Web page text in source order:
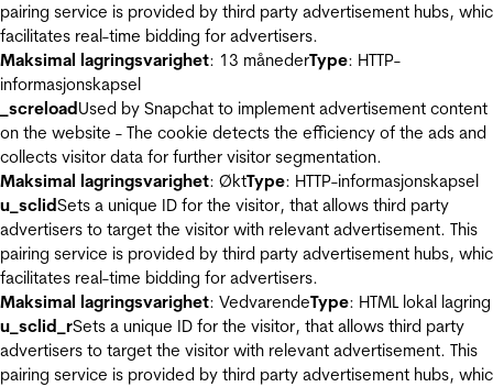
pairing service is provided by third party advertisement hubs,
facilitates real-time bidding for advertisers.
Maksimal lagringsvarighet: 13 månederType: HTTP-
informasjonskapsel
_screloadUsed by Snapchat to implement advertisement content
on the website - The cookie detects the efficiency of the ads and
collects visitor data for further visitor segmentation.
Maksimal lagringsvarighet: ØktType: HTTP-informasjonskapsel
u_sclidSets a unique ID for the visitor, that allows third party
advertisers to target the visitor with relevant advertisement. This
pairing service is provided by third party advertisement hubs,
facilitates real-time bidding for advertisers.
Maksimal lagringsvarighet: VedvarendeType: HTML lokal lagring
u_sclid_rSets a unique ID for the visitor, that allows third party
advertisers to target the visitor with relevant advertisement. This
pairing service is provided by third party advertisement hubs,